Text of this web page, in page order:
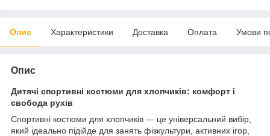
Опис Характеристики Доставка Оплата Умови
Опис
Дитячі спортивні костюми для хлопчиків: комфорт і
свобода рухів
Спортивні костюми для хлопчиків — це універсальний вибір,
який ідеально підійде для занять фізкультури, активних ігор,